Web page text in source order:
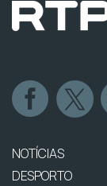
NOTÍCIAS
DESPORTO